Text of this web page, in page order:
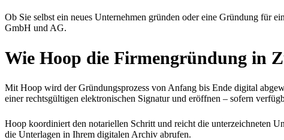
Ob Sie selbst ein neues Unternehmen gründen oder eine Gründung für
GmbH und AG.
Wie Hoop die Firmengründung in
Mit Hoop wird der Gründungsprozess von Anfang bis Ende digital
einer rechtsgültigen elektronischen Signatur und eröffnen – sofern
Hoop koordiniert den notariellen Schritt und reicht die unterzeichneten
die Unterlagen in Ihrem digitalen Archiv abrufen.